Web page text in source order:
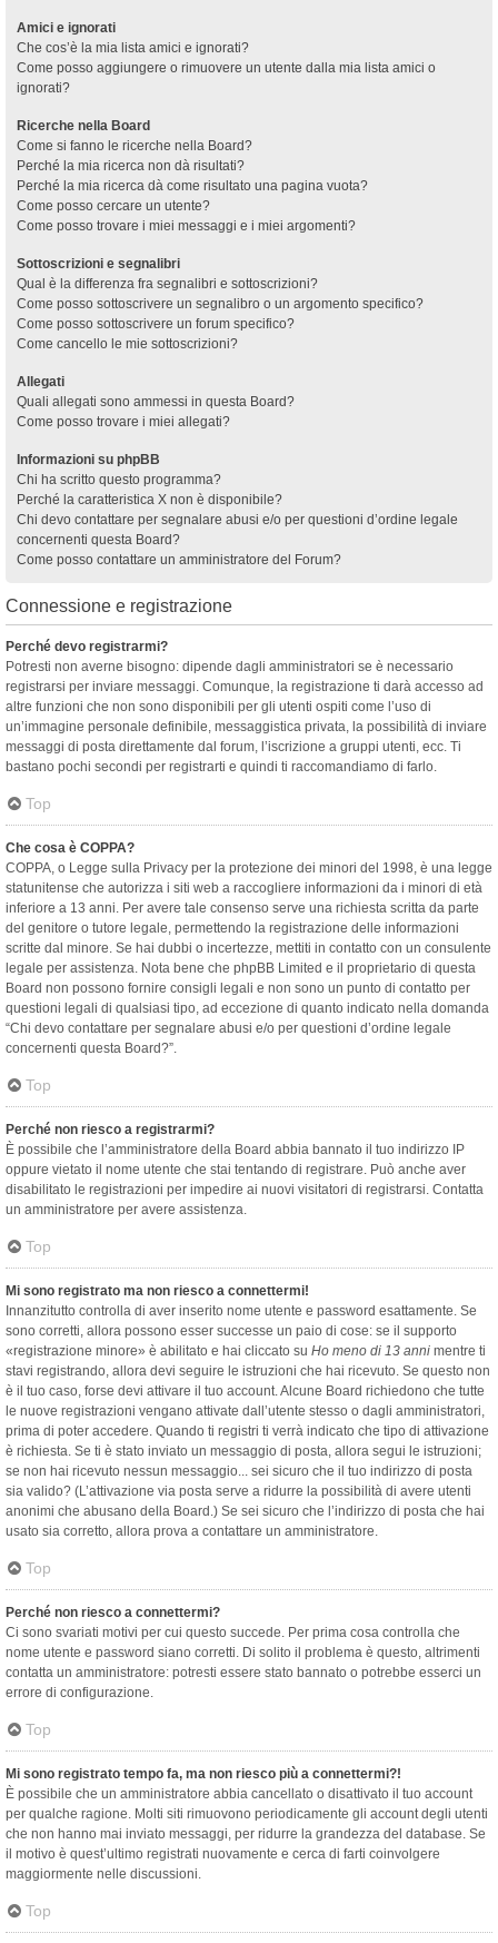
Amici e ignorati
Che cos’è la mia lista amici e ignorati?
Come posso aggiungere o rimuovere un utente dalla mia lista amici o
ignorati?
Ricerche nella Board
Come si fanno le ricerche nella Board?
Perché la mia ricerca non dà risultati?
Perché la mia ricerca dà come risultato una pagina vuota?
Come posso cercare un utente?
Come posso trovare i miei messaggi e i miei argomenti?
Sottoscrizioni e segnalibri
Qual è la differenza fra segnalibri e sottoscrizioni?
Come posso sottoscrivere un segnalibro o un argomento specifico?
Come posso sottoscrivere un forum specifico?
Come cancello le mie sottoscrizioni?
Allegati
Quali allegati sono ammessi in questa Board?
Come posso trovare i miei allegati?
Informazioni su phpBB
Chi ha scritto questo programma?
Perché la caratteristica X non è disponibile?
Chi devo contattare per segnalare abusi e/o per questioni d’ordine legale
concernenti questa Board?
Come posso contattare un amministratore del Forum?
Connessione e registrazione
Perché devo registrarmi?
Potresti non averne bisogno: dipende dagli amministratori se è necessario
registrarsi per inviare messaggi. Comunque, la registrazione ti darà accesso ad
altre funzioni che non sono disponibili per gli utenti ospiti come l’uso di
un’immagine personale definibile, messaggistica privata, la possibilità di inviare
messaggi di posta direttamente dal forum, l’iscrizione a gruppi utenti, ecc. Ti
bastano pochi secondi per registrarti e quindi ti raccomandiamo di farlo.
Top
Che cosa è COPPA?
COPPA, o Legge sulla Privacy per la protezione dei minori del 1998, è una legge
statunitense che autorizza i siti web a raccogliere informazioni da i minori di età
inferiore a 13 anni. Per avere tale consenso serve una richiesta scritta da parte
del genitore o tutore legale, permettendo la registrazione delle informazioni
scritte dal minore. Se hai dubbi o incertezze, mettiti in contatto con un consulente
legale per assistenza. Nota bene che phpBB Limited e il proprietario di questa
Board non possono fornire consigli legali e non sono un punto di contatto per
questioni legali di qualsiasi tipo, ad eccezione di quanto indicato nella domanda
“Chi devo contattare per segnalare abusi e/o per questioni d’ordine legale
concernenti questa Board?”.
Top
Perché non riesco a registrarmi?
È possibile che l’amministratore della Board abbia bannato il tuo indirizzo IP
oppure vietato il nome utente che stai tentando di registrare. Può anche aver
disabilitato le registrazioni per impedire ai nuovi visitatori di registrarsi. Contatta
un amministratore per avere assistenza.
Top
Mi sono registrato ma non riesco a connettermi!
Innanzitutto controlla di aver inserito nome utente e password esattamente. Se
sono corretti, allora possono esser successe un paio di cose: se il supporto
«registrazione minore» è abilitato e hai cliccato su Ho meno di 13 anni mentre ti
stavi registrando, allora devi seguire le istruzioni che hai ricevuto. Se questo non
è il tuo caso, forse devi attivare il tuo account. Alcune Board richiedono che tutte
le nuove registrazioni vengano attivate dall’utente stesso o dagli amministratori,
prima di poter accedere. Quando ti registri ti verrà indicato che tipo di attivazione
è richiesta. Se ti è stato inviato un messaggio di posta, allora segui le istruzioni;
se non hai ricevuto nessun messaggio... sei sicuro che il tuo indirizzo di posta
sia valido? (L’attivazione via posta serve a ridurre la possibilità di avere utenti
anonimi che abusano della Board.) Se sei sicuro che l’indirizzo di posta che hai
usato sia corretto, allora prova a contattare un amministratore.
Top
Perché non riesco a connettermi?
Ci sono svariati motivi per cui questo succede. Per prima cosa controlla che
nome utente e password siano corretti. Di solito il problema è questo, altrimenti
contatta un amministratore: potresti essere stato bannato o potrebbe esserci un
errore di configurazione.
Top
Mi sono registrato tempo fa, ma non riesco più a connettermi?!
È possibile che un amministratore abbia cancellato o disattivato il tuo account
per qualche ragione. Molti siti rimuovono periodicamente gli account degli utenti
che non hanno mai inviato messaggi, per ridurre la grandezza del database. Se
il motivo è quest’ultimo registrati nuovamente e cerca di farti coinvolgere
maggiormente nelle discussioni.
Top